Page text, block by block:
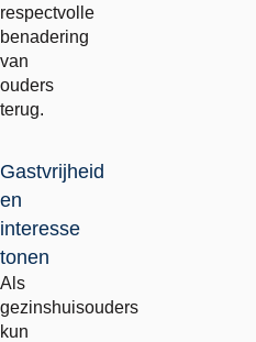
respectvolle
benadering
van
ouders
terug.
Gastvrijheid
en
interesse
tonen
Als
gezinshuisouders
kun